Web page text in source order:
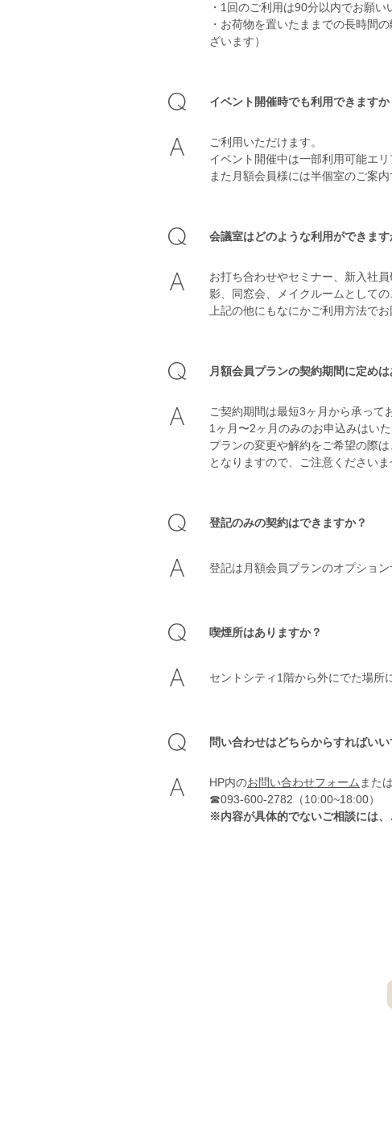
・1回のご利用は90分以内でお願い
・お荷物を置いたままでの長時間
ざいます）
イベント開催時でも利用できますか
ご利用いただけます。
イベント開催中は一部利用可能エ
また月額会員様には半個室のご案
会議室はどのような利用ができます
お打ち合わせやセミナー、新入社
影、同窓会、メイクルームとして
上記の他にもなにかご利用方法で
月額会員プランの契約期間に定めは
ご契約期間は最短3ヶ月から承って
1ヶ月〜2ヶ月のみのお申込みはい
プランの変更や解約をご希望の際
となりますので、ご注意くださいま
登記のみの契約はできますか？
登記は月額会員プランのオプショ
喫煙所はありますか？
セントシティ1階から外にでた場所
問い合わせはどちらからすればいい
HP内のお問い合わせフォーム また
☎︎093-600-2782（10:00~18:00）
※内容が具体的でないご相談には、